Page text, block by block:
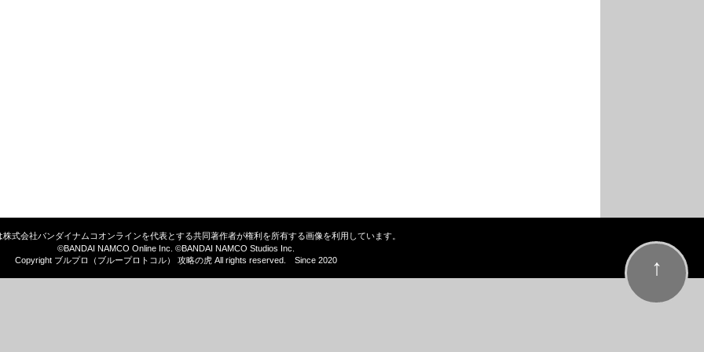
↑
株式会社バンダイナムコオンラインを代表とする共同著作者が権利を所有する画像を利用しています。
©BANDAI NAMCO Online Inc. ©BANDAI NAMCO Studios Inc.
Copyright ブルプロ（ブループロトコル） 攻略の虎 All rights reserved. Since 2020